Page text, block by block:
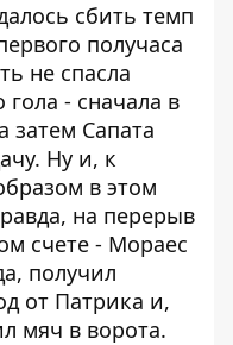
сбить темп
получаса
не спасла
- сначала в
затем Сапата
Ну и, к
в этом
на перерыв
счете - Мораес
получил
от Патрика и,
мяч в ворота.